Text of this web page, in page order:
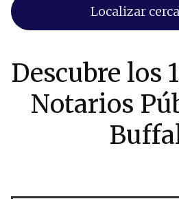
Localizar
Descubre los
Notarios